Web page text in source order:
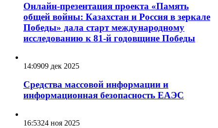
Онлайн-презентация проекта «Память
общей войны: Казахстан и Россия в зеркале
Победы» дала старт международному
исследованию к 81-й годовщине Победы
14:0909 дек 2025
Средства массовой информации и
информационная безопасность ЕАЭС
16:5324 ноя 2025